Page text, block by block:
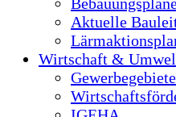
Aktuelle
Wirtschaft &
Gewerbegebiete